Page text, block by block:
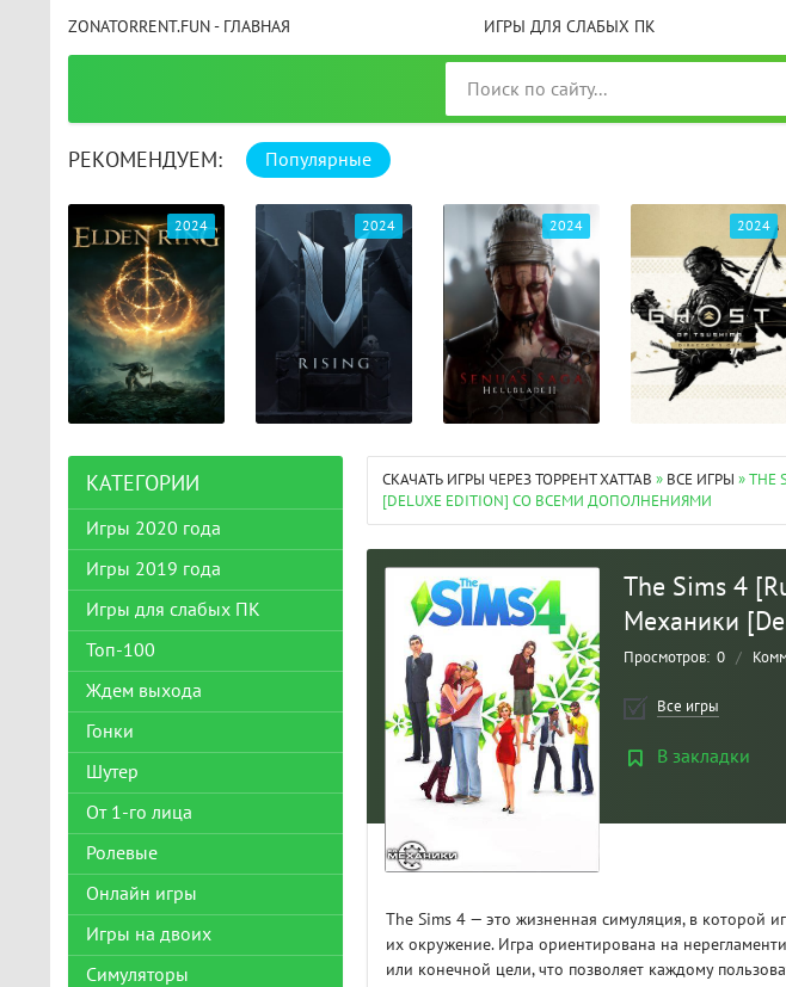
ZONATORRENT.FUN - ГЛАВНАЯ ИГРЫ ДЛЯ СЛАБЫХ ПК
РЕКОМЕНДУЕМ: Популярные
2024 2024 2024 2024
СКАЧАТЬ ИГРЫ ЧЕРЕЗ ТОРРЕНТ XATTAB » ВСЕ ИГРЫ » THE
[DELUXE EDITION] СО ВСЕМИ ДОПОЛНЕНИЯМИ
The Sims 4
Механики
Просмотров: 0 /
Все игры
В закладки
The Sims 4 — это жизненная симуляция, в которой
их окружение. Игра ориентирована на
или конечной цели, что позволяет каждому
КАТЕГОРИИ
Игры 2020 года
Игры 2019 года
Игры для слабых ПК
Топ-100
Ждем выхода
Гонки
Шутер
От 1-го лица
Ролевые
Онлайн игры
Игры на двоих
Симуляторы